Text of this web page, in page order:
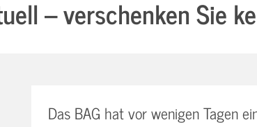
– verschenken Sie
Das BAG hat vor wenigen Tagen